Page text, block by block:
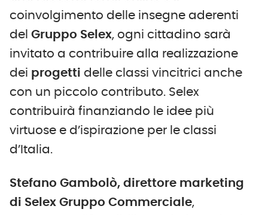
coinvolgimento delle insegne aderenti
del Gruppo Selex, ogni cittadino sarà
invitato a contribuire alla realizzazione
dei progetti delle classi vincitrici anche
con un piccolo contributo. Selex
contribuirà finanziando le idee più
virtuose e d’ispirazione per le classi
d’Italia.
Stefano Gambolò, d irettore marketing
di Selex Gruppo Commerciale,